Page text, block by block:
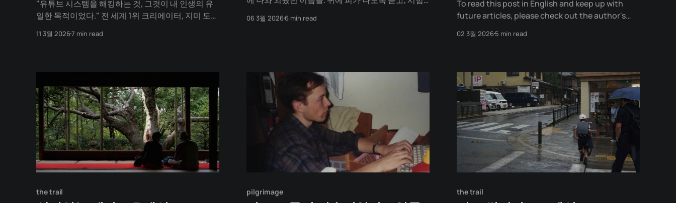
"유튜브 시스템을 해킹하는 것, 그것이 내 인생의 유
일한 목적이었다." 전 세계 1위 크리에이터, 지미 도널
매 영상마다 수백억 원을 쏟아붓고, 전 세계 수억 명의
11 3월 20267 min read
엔 짜증이라는 감정까지 일었다. '아 뭐가 이렇게 많
06 3월 20266 min read
To read this post in English and keep up with
future articles, please check out the author's
만나는 건 특별하다. 같은 거리도 혼자 걸을 때와 다르
02 3월 20265 min read
the trail pilgrimage the trail